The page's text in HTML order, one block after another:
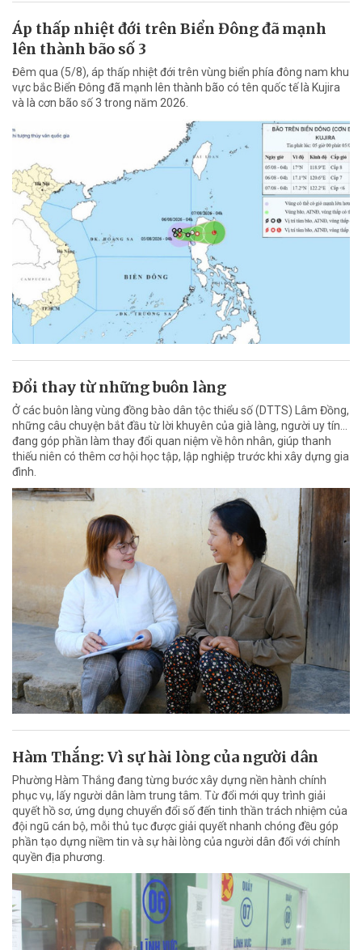
Áp thấp nhiệt đới trên Biển Đông đã mạnh
lên thành bão số 3
Đêm qua (5/8), áp thấp nhiệt đới trên vùng biển phía đông nam khu
vực bắc Biển Đông đã mạnh lên thành bão có tên quốc tế là Kujira
và là cơn bão số 3 trong năm 2026.
Đổi thay từ những buôn làng
Ở các buôn làng vùng đồng bào dân tộc thiểu số (DTTS) Lâm Đồng,
những câu chuyện bắt đầu từ lời khuyên của già làng, người uy tín…
đang góp phần làm thay đổi quan niệm về hôn nhân, giúp thanh
thiếu niên có thêm cơ hội học tập, lập nghiệp trước khi xây dựng gia
đình.
Hàm Thắng: Vì sự hài lòng của người dân
Phường Hàm Thắng đang từng bước xây dựng nền hành chính
phục vụ, lấy người dân làm trung tâm. Từ đổi mới quy trình giải
quyết hồ sơ, ứng dụng chuyển đổi số đến tinh thần trách nhiệm của
đội ngũ cán bộ, mỗi thủ tục được giải quyết nhanh chóng đều góp
phần tạo dựng niềm tin và sự hài lòng của người dân đối với chính
quyền địa phương.